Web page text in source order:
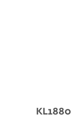
KL1880